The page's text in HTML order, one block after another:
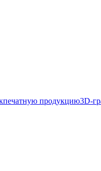
печатную продукцию3D-